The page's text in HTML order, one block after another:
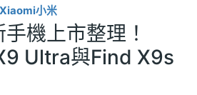
小米
機上市整理！
Ultra與Find X9s